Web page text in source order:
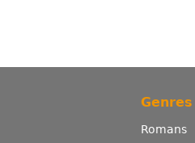
Genres
Romans